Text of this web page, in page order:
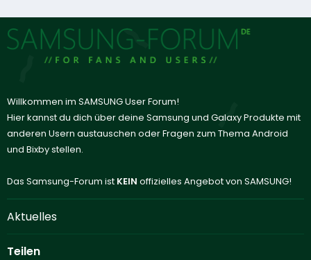
Willkommen im SAMSUNG User Forum!
Hier kannst du dich über deine Samsung und Galaxy Produkte mit
anderen Usern austauschen oder Fragen zum Thema Android
und Bixby stellen.
Das Samsung-Forum ist KEIN offizielles Angebot von SAMSUNG!
Aktuelles
Teilen